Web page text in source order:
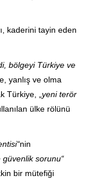
kaderini tayin eden
bölgeyi Türkiye ve
yanlış ve olma
Türkiye, „ yeni terör
ülke rölünü
nin
güvenlik sorunu“
bir mütefiği